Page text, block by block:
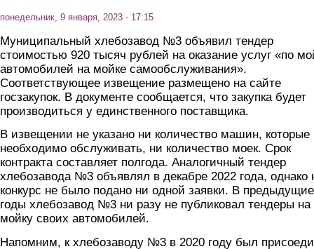
понедельник, 9 января, 2023 - 17:15
Муниципальный хлебозавод №3 объявил тендер
стоимостью 920 тысяч рублей на оказание услуг «по
автомобилей на мойке самообслуживания».
Соответствующее извещение размещено на сайте
госзакупок. В документе сообщается, что закупка будет
производиться у единственного поставщика.
В извещении не указано ни количество машин, которые
необходимо обслуживать, ни количество моек. Срок
контракта составляет полгода. Аналогичный тендер
хлебозавода №3 объявлял в декабре 2022 года, однако
конкурс не было подано ни одной заявки. В предыдущие
годы хлебозавод №3 ни разу не публиковал тендеры на
мойку своих автомобилей.
Напомним, к хлебозаводу №3 в 2020 году был